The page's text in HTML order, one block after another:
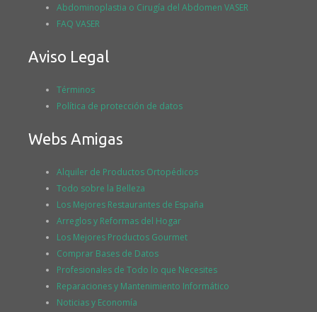
Abdominoplastia o Cirugía del Abdomen VASER
FAQ VASER
Aviso Legal
Términos
Política de protección de datos
Webs Amigas
Alquiler de Productos Ortopédicos
Todo sobre la Belleza
Los Mejores Restaurantes de España
Arreglos y Reformas del Hogar
Los Mejores Productos Gourmet
Comprar Bases de Datos
Profesionales de Todo lo que Necesites
Reparaciones y Mantenimiento Informático
Noticias y Economía